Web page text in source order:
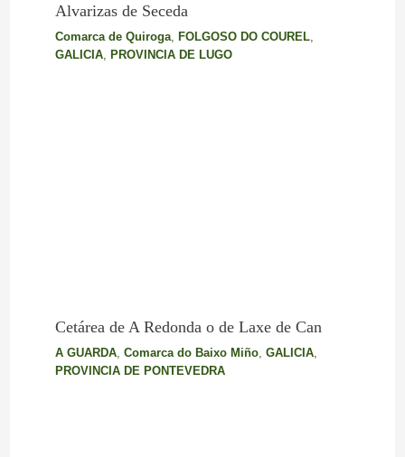
Alvarizas de Seceda
Comarca de Quiroga, FOLGOSO DO COUREL,
GALICIA, PROVINCIA DE LUGO
Cetárea de A Redonda o de Laxe de Can
A GUARDA, Comarca do Baixo Miño, GALICIA,
PROVINCIA DE PONTEVEDRA